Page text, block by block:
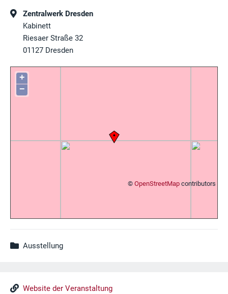
Zentralwerk Dresden
Kabinett
Riesaer Straße 32
01127 Dresden
+
−
© OpenStreetMap contributors
Ausstellung
Website der Veranstaltung